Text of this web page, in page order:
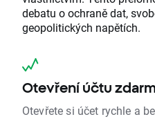
debatu o ochraně dat,
geopolitických napětích.
Otevření účtu
Otevřete si účet rychle a